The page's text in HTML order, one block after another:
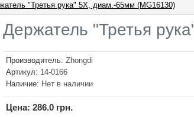
"Третья рука" 5Х, диам.-65мм (MG16130)
Держатель "Третья
Производитель: Zhongdi
Артикул: 14-0166
Наличие: Нет в наличии
Цена: 286.0 грн.